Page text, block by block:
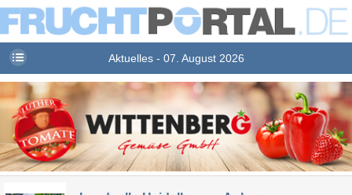
Aktuelles - 07. August 2026